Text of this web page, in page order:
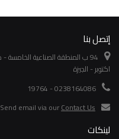
إتصل بنا
اكتوبر - الجيزة
0238164086 - 19764
Send email via ourContact Us
لينكات